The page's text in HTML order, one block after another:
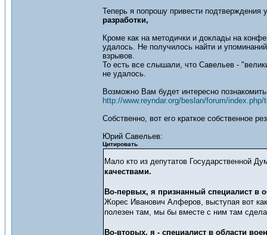
Теперь я попрошу привести подтверждения
разработки,
Кроме как на методички и доклады на
удалось. Не получилось найти и
взрывов.
То есть все слышали, что Савельев -
не удалось.
Возможно Вам будет интересно
http://www.reyndar.org/beslan/forum/
Собственно, вот его краткое собственное
Юрий Савельев:
Цитировать
Мало кто из депутатов Государственной
качествами.
Во-первых, я признанный специалист в
Жорес Иванович Алферов, выступая вот
полезен там, мы бы вместе с ним там
Во-вторых, я - специалист в области